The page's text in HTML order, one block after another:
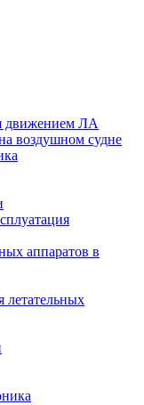
движением ЛА
воздушном судне
аппаратов в
летательных